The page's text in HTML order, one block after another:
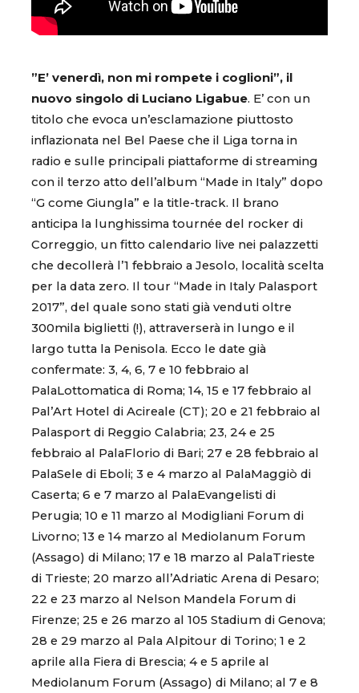
”E’ venerdì, non mi rompete i coglioni”, il
nuovo singolo di Luciano Ligabue. E’ con un
titolo che evoca un’esclamazione piuttosto
inflazionata nel Bel Paese che il Liga torna in
radio e sulle principali piattaforme di streaming
con il terzo atto dell’album “Made in Italy” dopo
“G come Giungla” e la title-track. Il brano
anticipa la lunghissima tournée del rocker di
Correggio, un fitto calendario live nei palazzetti
che decollerà l’1 febbraio a Jesolo, località scelta
per la data zero. Il tour “Made in Italy Palasport
2017”, del quale sono stati già venduti oltre
300mila biglietti (!), attraverserà in lungo e il
largo tutta la Penisola. Ecco le date già
confermate: 3, 4, 6, 7 e 10 febbraio al
PalaLottomatica di Roma; 14, 15 e 17 febbraio al
Pal’Art Hotel di Acireale (CT); 20 e 21 febbraio al
Palasport di Reggio Calabria; 23, 24 e 25
febbraio al PalaFlorio di Bari; 27 e 28 febbraio al
PalaSele di Eboli; 3 e 4 marzo al PalaMaggiò di
Caserta; 6 e 7 marzo al PalaEvangelisti di
Perugia; 10 e 11 marzo al Modigliani Forum di
Livorno; 13 e 14 marzo al Mediolanum Forum
(Assago) di Milano; 17 e 18 marzo al PalaTrieste
di Trieste; 20 marzo all’Adriatic Arena di Pesaro;
22 e 23 marzo al Nelson Mandela Forum di
Firenze; 25 e 26 marzo al 105 Stadium di Genova;
28 e 29 marzo al Pala Alpitour di Torino; 1 e 2
aprile alla Fiera di Brescia; 4 e 5 aprile al
Mediolanum Forum (Assago) di Milano; al 7 e 8